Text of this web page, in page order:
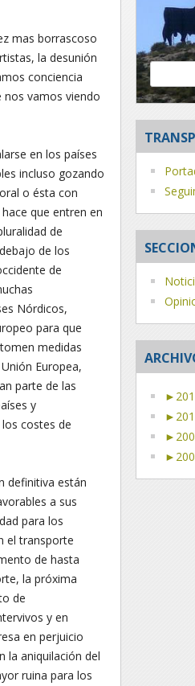
Buscar:
►
►
►
►
mas borrascoso
la desunión
conciencia
nos vamos viendo
en los países
incluso gozando
o ésta con
que entren en
de
de los
de
Nórdicos,
para que
medidas
Europea,
parte de las
y
costes de
definitiva están
a sus
para los
el transporte
de hasta
la próxima
de
y en
en perjuicio
la aniquilación del
ruina para los